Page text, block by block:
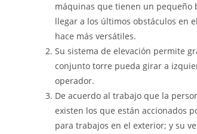
máquinas que tienen un pequeño
llegar a los últimos obstáculos en
hace más versátiles.
Su sistema de elevación permite
conjunto torre pueda girar a
operador.
De acuerdo al trabajo que la
existen los que están accionados
para trabajos en el exterior; y su